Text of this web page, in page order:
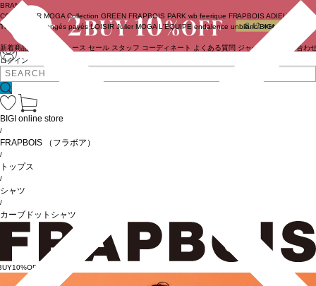
ログイン
BRAND
COUTURIER MOGA Collection GREEN FRAPBOIS PARK wb feerique FRAPBOIS ADIEU
TRISTESSE
congés payés LOISIR Julier MOGA L'EQUIPE endalence unbilanc BIGI online store
新着商品 ニュース セール スタッフ コーディネート よくある質問 ジャーナル お問い合わ
BIGI online store
/
FRAPBOIS （フラボア）
/
トップス
/
シャツ
/
カーブドットシャツ